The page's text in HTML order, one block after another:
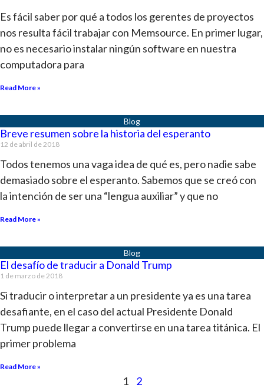
Es fácil saber por qué a todos los gerentes de proyectos
nos resulta fácil trabajar con Memsource. En primer lugar,
no es necesario instalar ningún software en nuestra
computadora para
Read More »
Breve resumen sobre la historia del esperanto
12 de abril de 2018
Todos tenemos una vaga idea de qué es, pero nadie sabe
demasiado sobre el esperanto. Sabemos que se creó con
la intención de ser una “lengua auxiliar” y que no
Read More »
El desafío de traducir a Donald Trump
1 de marzo de 2018
Si traducir o interpretar a un presidente ya es una tarea
desafiante, en el caso del actual Presidente Donald
Trump puede llegar a convertirse en una tarea titánica. El
primer problema
Read More »
1 2